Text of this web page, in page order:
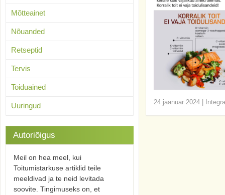
24 jaanuar 2024
Mõtteainet
Nõuanded
Retseptid
Tervis
Toiduained
Uuringud
Autoriõigus
Meil on hea meel, kui
Toitumistarkuse artiklid teile
meeldivad ja te neid levitada
soovite. Tingimuseks on, et